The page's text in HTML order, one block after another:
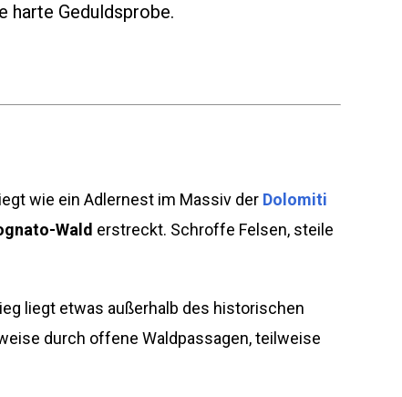
harte Geduldsprobe.
wie ein Adlernest im Massiv der Dolomiti
Wald erstreckt. Schroffe Felsen, steile
liegt etwas außerhalb des historischen
durch offene Waldpassagen, teilweise